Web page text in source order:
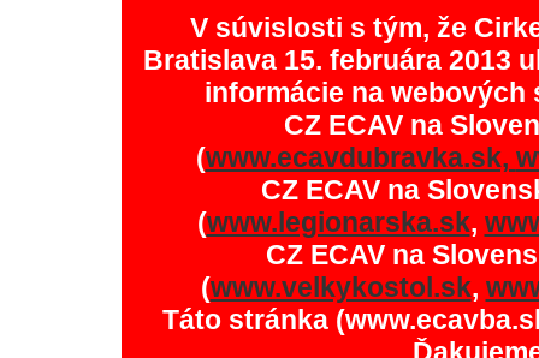
V súvislosti s tým, že
Bratislava 15. februára 2013
informácie na
CZ ECAV na
(www.ecavdubravka.sk,
CZ ECAV na
(www.legionarska.sk,
CZ ECAV na
(www.velkykostol.sk,
Táto stránka